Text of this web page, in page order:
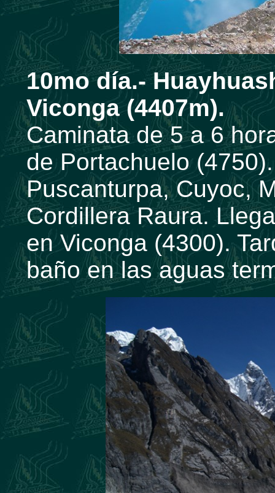
10mo día.-
Viconga (4407m).
Caminata de 5 a 6
de Portachuelo
Puscanturpa, Cuyoc,
Cordillera Raura.
en Viconga (4300).
baño en las aguas